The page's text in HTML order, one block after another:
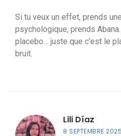
Si tu veux un effet, prends
psychologique, prends
placebo… juste que c’est le
bruit.
Lili Díaz
8 SEPTEMBRE 2025